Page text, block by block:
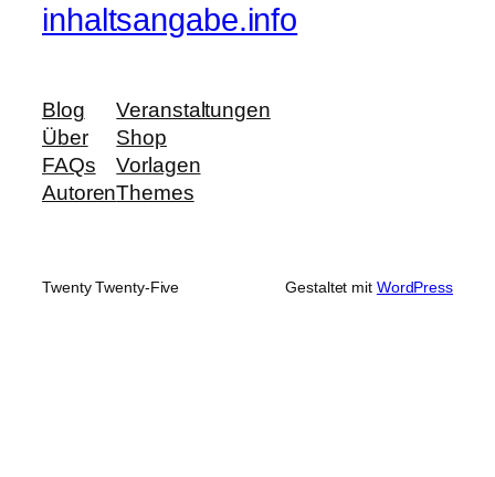
inhaltsangabe.info
Blog
Über
FAQs
Autoren
Veranstaltungen
Shop
Vorlagen
Themes
Twenty Twenty-Five Gestaltet mit WordPress